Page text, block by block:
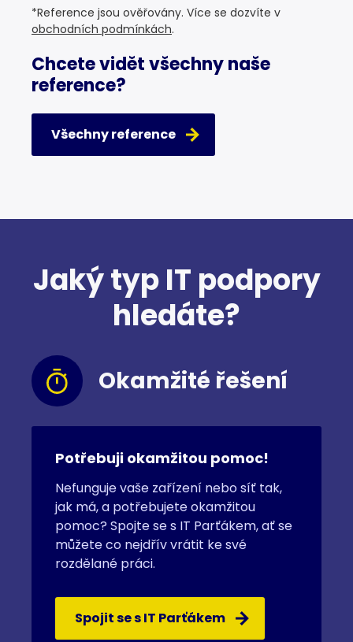
*Reference jsou ověřovány. Více se dozvíte v
obchodních podmínkách.
Chcete vidět všechny naše
reference?
Všechny reference
Jaký typ IT podpory
hledáte?
Okamžité řešení
Potřebuji okamžitou pomoc!
Nefunguje vaše zařízení nebo síť tak,
jak má, a potřebujete okamžitou
pomoc? Spojte se s IT Parťákem, ať se
můžete co nejdřív vrátit ke své
rozdělané práci.
Spojit se s IT Parťákem